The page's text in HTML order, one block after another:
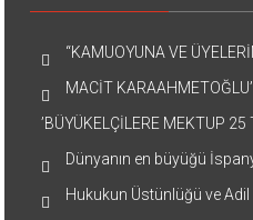
“KAMUOYUNA VE
MACİT
’BÜYÜKELÇİLERE MEKTUP 25
Dünyanın en büyüğü
Hukukun Üstünlüğü ve